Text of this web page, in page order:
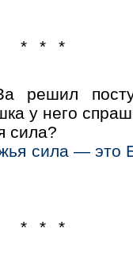
* * *
решил
у него
сила?
сила — это
* * *